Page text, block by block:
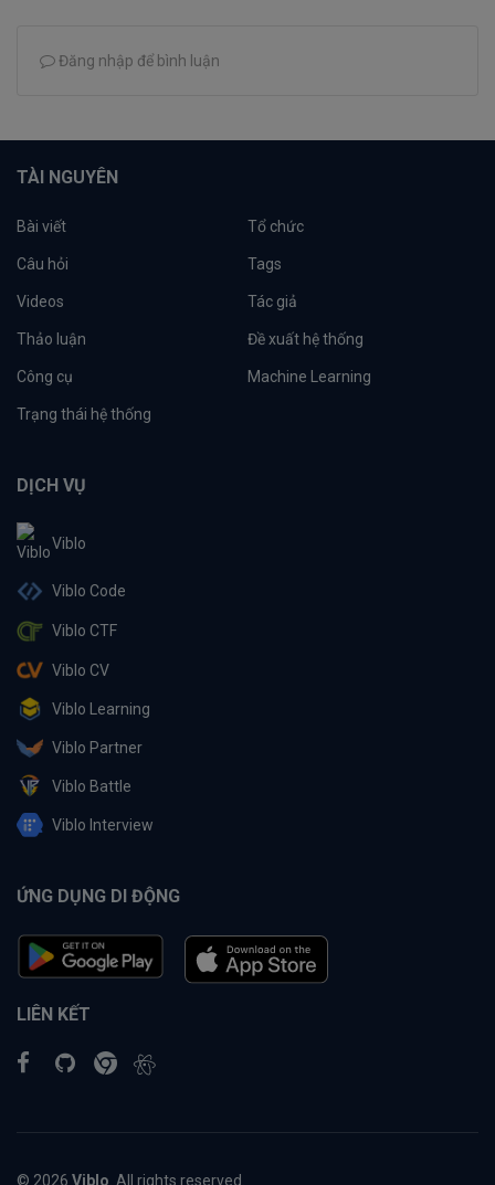
Đăng nhập để bình luận
TÀI NGUYÊN
Bài viết Tổ chức
Câu hỏi Tags
Videos Tác giả
Thảo luận Đề xuất hệ thống
Công cụ Machine Learning
Trạng thái hệ thống
DỊCH VỤ
Viblo
Viblo Code
Viblo CTF
Viblo CV
Viblo Learning
Viblo Partner
Viblo Battle
Viblo Interview
ỨNG DỤNG DI ĐỘNG
LIÊN KẾT
© 2026 Viblo . All rights reserved.